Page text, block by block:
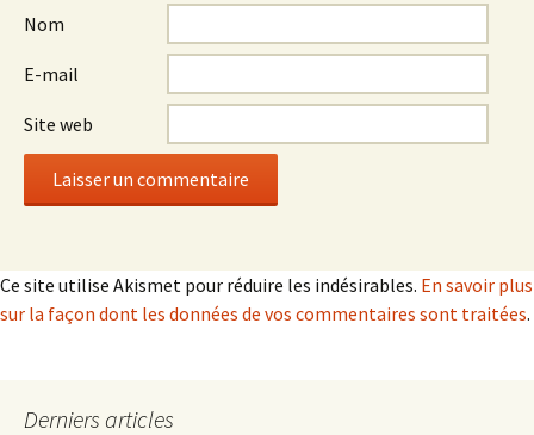
Nom
E-mail
Site web
Ce site utilise Akismet pour réduire les indésirables. En savoir plus
sur la façon dont les données de vos commentaires sont traitées.
Derniers articles